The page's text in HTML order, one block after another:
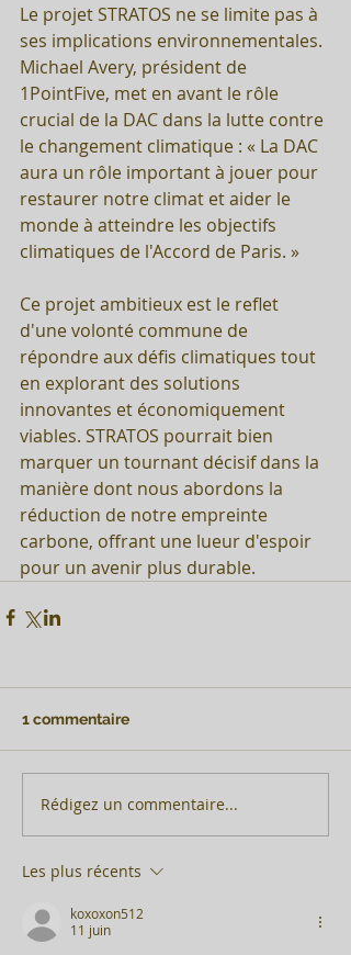
Le projet STRATOS ne se limite pas à
ses implications environnementales.
Michael Avery, président de
1PointFive, met en avant le rôle
crucial de la DAC dans la lutte contre
le changement climatique : « La DAC
aura un rôle important à jouer pour
restaurer notre climat et aider le
monde à atteindre les objectifs
climatiques de l'Accord de Paris. »
Ce projet ambitieux est le reflet
d'une volonté commune de
répondre aux défis climatiques tout
en explorant des solutions
innovantes et économiquement
viables. STRATOS pourrait bien
marquer un tournant décisif dans la
manière dont nous abordons la
réduction de notre empreinte
carbone, offrant une lueur d'espoir
pour un avenir plus durable.
1 commentaire
Rédigez un commentaire...
Les plus récents
koxoxon512
11 juin